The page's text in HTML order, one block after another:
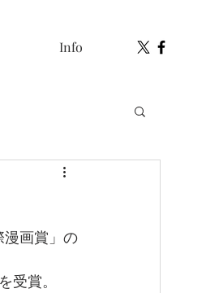
Info
漫画賞」の
受賞。